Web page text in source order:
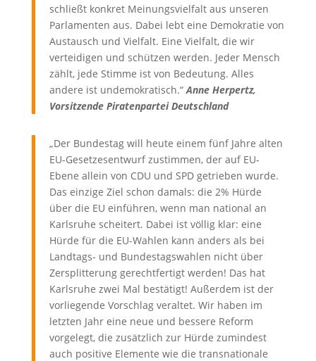
schließt konkret Meinungsvielfalt aus unseren
Parlamenten aus. Dabei lebt eine Demokratie von
Austausch und Vielfalt. Eine Vielfalt, die wir
verteidigen und schützen werden. Jeder Mensch
zählt, jede Stimme ist von Bedeutung. Alles
andere ist undemokratisch.“ Anne Herpertz,
Vorsitzende Piratenpartei Deutschland
„Der Bundestag will heute einem fünf Jahre alten
EU-Gesetzesentwurf zustimmen, der auf EU-
Ebene allein von CDU und SPD getrieben wurde.
Das einzige Ziel schon damals: die 2% Hürde
über die EU einführen, wenn man national an
Karlsruhe scheitert. Dabei ist völlig klar: eine
Hürde für die EU-Wahlen kann anders als bei
Landtags- und Bundestagswahlen nicht über
Zersplitterung gerechtfertigt werden! Das hat
Karlsruhe zwei Mal bestätigt! Außerdem ist der
vorliegende Vorschlag veraltet. Wir haben im
letzten Jahr eine neue und bessere Reform
vorgelegt, die zusätzlich zur Hürde zumindest
auch positive Elemente wie die transnationale